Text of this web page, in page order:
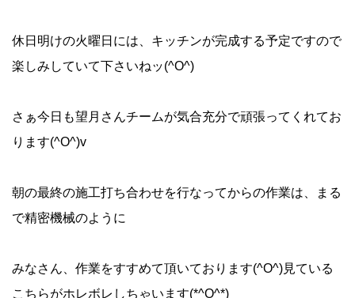
休日明けの火曜日には、キッチンが完成する予定ですので
楽しみしていて下さいねッ(^O^)
さぁ今日も望月さんチームが気合充分で頑張ってくれてお
ります(^O^)v
朝の最終の施工打ち合わせを行なってからの作業は、まる
で精密機械のように
みなさん、作業をすすめて頂いております(^O^)見ている
こちらがホレボレしちゃいます(*^O^*)